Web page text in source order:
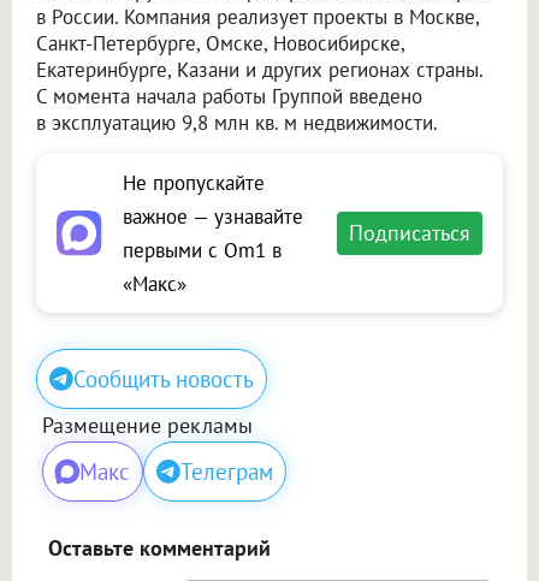
в России. Компания реализует проекты в Москве,
Санкт-Петербурге, Омске, Новосибирске,
Екатеринбурге, Казани и других регионах страны.
С момента начала работы Группой введено
в эксплуатацию 9,8 млн кв. м недвижимости.
Не пропускайте
важное — узнавайте
первыми с Om1 в
«Макс»
Подписаться
Сообщить новость
Размещение рекламы
Макс Телеграм
Оставьте комментарий